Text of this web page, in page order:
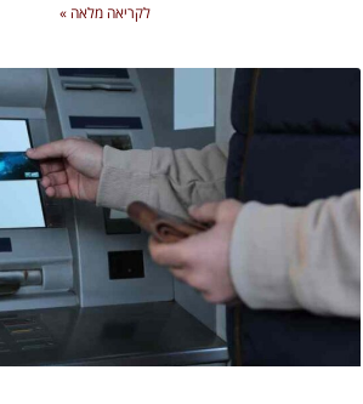
לקריאה מלאה »